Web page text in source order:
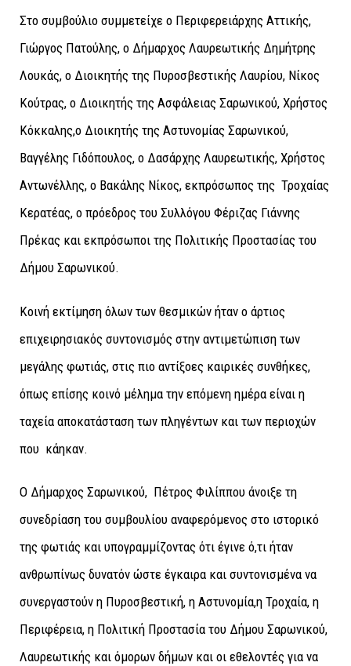
Στο συμβούλιο συμμετείχε ο Περιφερειάρχης Αττικής,
Γιώργος Πατούλης, ο Δήμαρχος Λαυρεωτικής Δημήτρης
Λουκάς, ο Διοικητής της Πυροσβεστικής Λαυρίου, Νίκος
Κούτρας, ο Διοικητής της Ασφάλειας Σαρωνικού, Χρήστος
Κόκκαλης,ο Διοικητής της Αστυνομίας Σαρωνικού,
Βαγγέλης Γιδόπουλος, ο Δασάρχης Λαυρεωτικής, Χρήστος
Αντωνέλλης, ο Βακάλης Νίκος, εκπρόσωπος της Τροχαίας
Κερατέας, ο πρόεδρος του Συλλόγου Φέριζας Γιάννης
Πρέκας και εκπρόσωποι της Πολιτικής Προστασίας του
Δήμου Σαρωνικού.
Κοινή εκτίμηση όλων των θεσμικών ήταν ο άρτιος
επιχειρησιακός συντονισμός στην αντιμετώπιση των
μεγάλης φωτιάς, στις πιο αντίξοες καιρικές συνθήκες,
όπως επίσης κοινό μέλημα την επόμενη ημέρα είναι η
ταχεία αποκατάσταση των πληγέντων και των περιοχών
που κάηκαν.
Ο Δήμαρχος Σαρωνικού, Πέτρος Φιλίππου άνοιξε τη
συνεδρίαση του συμβουλίου αναφερόμενος στο ιστορικό
της φωτιάς και υπογραμμίζοντας ότι έγινε ό,τι ήταν
ανθρωπίνως δυνατόν ώστε έγκαιρα και συντονισμένα να
συνεργαστούν η Πυροσβεστική, η Αστυνομία,η Τροχαία, η
Περιφέρεια, η Πολιτική Προστασία του Δήμου Σαρωνικού,
Λαυρεωτικής και όμορων δήμων και οι εθελοντές για να